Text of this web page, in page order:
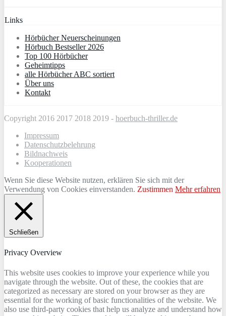
Links
Hörbücher Neuerscheinungen
Hörbuch Bestseller 2026
Top 100 Hörbücher
Geheimtipps
alle Hörbücher ABC sortiert
Über uns
Kontakt
Copyright 2016 2017 2018 2019 - hoerbuch-thriller.de
Impressum
Datenschutzbelehrung
Bildnachweis
Kooperationen
Wenn Sie diese Website nutzen, erklären Sie sich mit der
Verwendung von Cookies einverstanden. Zustimmen Mehr erfahren
Schließen
Privacy Overview
This website uses cookies to improve your experience while you
navigate through the website. Out of these, the cookies that are
categorized as necessary are stored on your browser as they are
essential for the working of basic functionalities of the website. We
also use third-party cookies that help us analyze and understand how